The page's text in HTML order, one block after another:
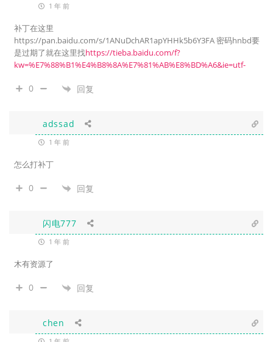
1 年 前
补丁在这里
https://pan.baidu.com/s/1ANuDchAR1apYHHk5b6Y3FA 密码hnbd要
是过期了就在这里找https://tieba.baidu.com/f?
kw=%E7%88%B1%E4%B8%8A%E7%81%AB%E8%BD%A6&ie=utf-
0 回复
adssad
1 年 前
怎么打补丁
0 回复
闪电777
1 年 前
木有资源了
0 回复
chen